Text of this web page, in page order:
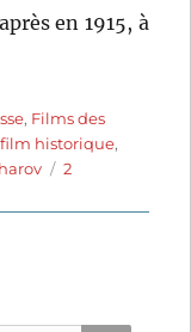
en 1915, à
, Films des
film historique,
2